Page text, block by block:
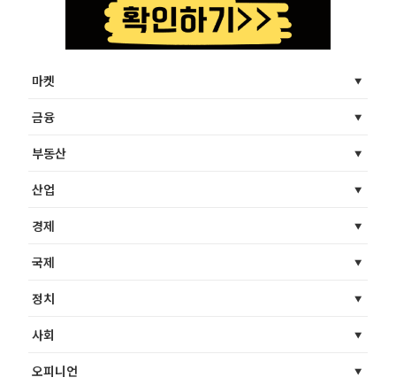
마켓
금융
부동산
산업
경제
국제
정치
사회
오피니언